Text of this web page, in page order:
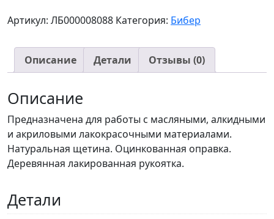
Кисть
"Профи"
100мм
Артикул: ЛБ000008088 Категория: Бибер
Описание Детали Отзывы (0)
Описание
Предназначена для работы с масляными, алкидными
и акриловыми лакокрасочными материалами.
Натуральная щетина. Оцинкованная оправка.
Деревянная лакированная рукоятка.
Детали